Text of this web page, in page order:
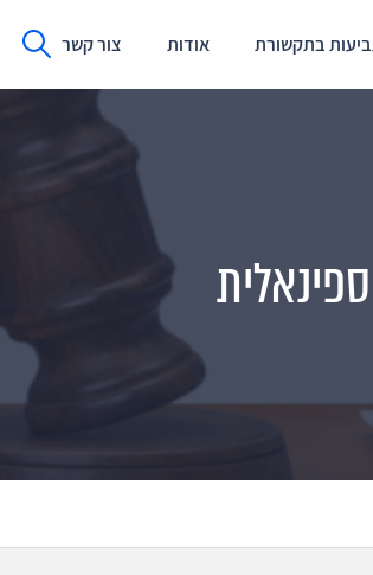
בתקשורת אודות צור קשר